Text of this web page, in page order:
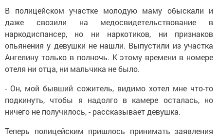
В полицейском участке молодую маму обыскали и
даже свозили на медосвидетельствование в
наркодиспансер, но ни наркотиков, ни признаков
опьянения у девушки не нашли. Выпустили из участка
Ангелину только в полночь. К этому времени в номере
отеля ни отца, ни мальчика не было.
- Он, мой бывший сожитель, видимо хотел мне что-то
подкинуть, чтобы я надолго в камере осталась, но
ничего не получилось, - рассказывает девушка.
Теперь полицейским пришлось принимать заявления